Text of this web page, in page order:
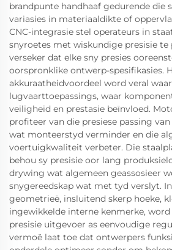
brandpunte handhaaf gedurende die
variasies in materiaaldikte of
CNC-integrasie stel operateurs in
snyroetes met wiskundige presisie
verseker dat elke sny presies
oorspronklike ontwerp-spesifikasies.
akkuraatheidvoordeel word veral
lugvaarttoepassings, waar
veiligheid en prestasie beïnvloed.
profiteer van die presiese passing
wat monteerstyd verminder en die
voertuigkwaliteit verbeter. Die
behou sy presisie oor lang
drywing wat algemeen geassosieer
snygereedskap wat met tyd verslyt.
geometrieë, insluitend skerp hoeke,
ingewikkelde interne kenmerke,
presisie uitgevoer as eenvoudige
vermoë laat toe dat ontwerpers